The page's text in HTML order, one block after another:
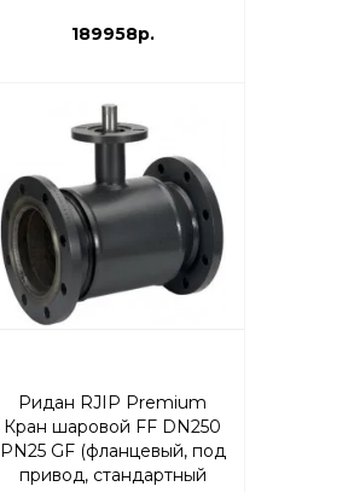
189958р.
Ридан RJIP Premium
Кран шаровой FF DN250
PN25 GF (фланцевый, под
привод, стандартный